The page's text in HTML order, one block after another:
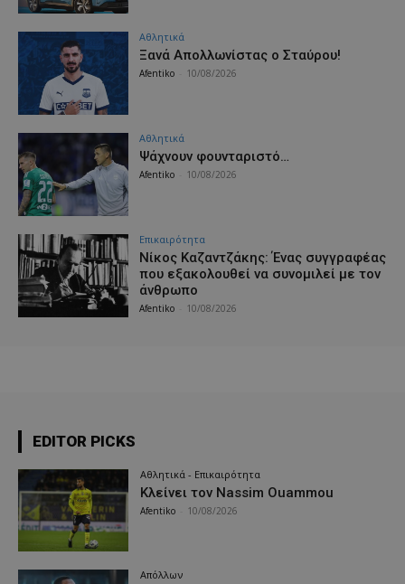
Αθλητικά
Ξανά Απολλωνίστας ο Σταύρου!
Afentiko 10/08/2026
Αθλητικά
Ψάχνουν φουνταριστό…
Afentiko 10/08/2026
Επικαιρότητα
Νίκος Καζαντζάκης: Ένας συγγραφέας
που εξακολουθεί να συνομιλεί με τον
άνθρωπο
Afentiko 10/08/2026
EDITOR PICKS
Αθλητικά - Επικαιρότητα
Κλείνει τον Nassim Ouammou
Afentiko 10/08/2026
Απόλλων